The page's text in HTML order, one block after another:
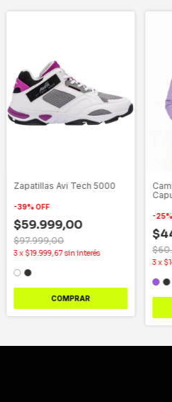
Zapatillas Avi Tech 5000
-39%OFF
$59.999,00
$97.999,00
3x $19.999,67sin interés
COMPRAR
-25
3x